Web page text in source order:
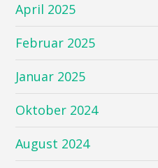
April 2025
Februar 2025
Januar 2025
Oktober 2024
August 2024